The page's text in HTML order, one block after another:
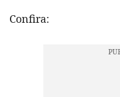
Confira: